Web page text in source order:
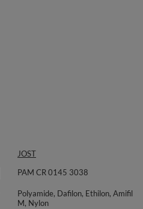
JOST
PAM CR 0145 3038
Polyamide, Dafilon, Ethilon, Amifil
M, Nylon